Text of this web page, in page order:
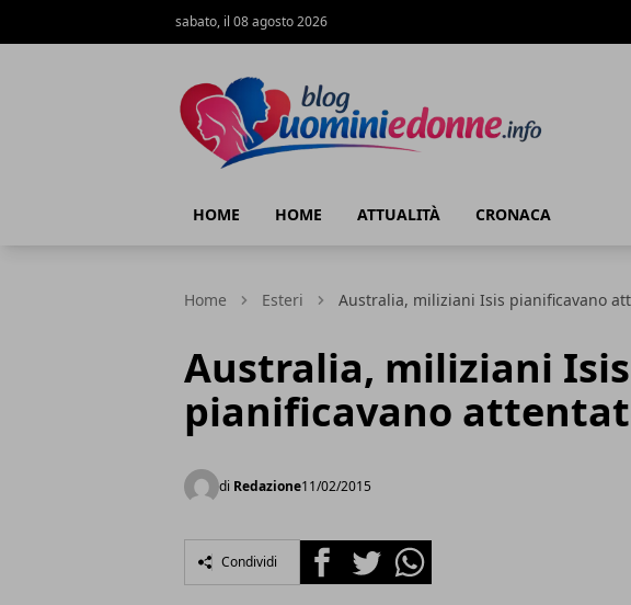
sabato, il 08 agosto 2026
HOME HOME ATTUALITÀ CRONACA
Home Esteri Australia, miliziani Isis pianificavano
Australia, miliziani Isis
pianificavano
di Redazione11/02/2015
Condividi FacebookTwitterWhatsapp